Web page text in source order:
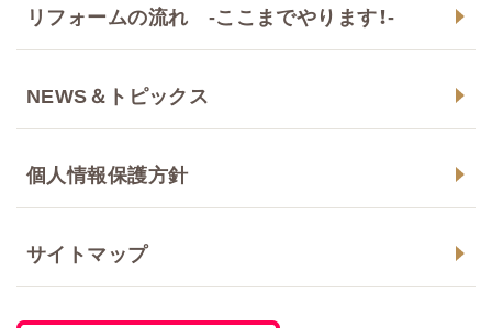
リフォームの流れ -ここまでやります！-
NEWS＆トピックス
個人情報保護方針
サイトマップ